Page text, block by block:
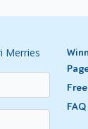
Merries
FAQ